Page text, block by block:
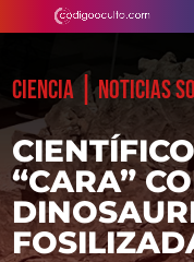
CIENCIA|NOTICIAS
“CARA”